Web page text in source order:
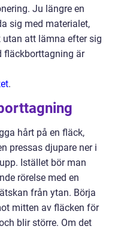
Ju längre en
sig med materialet,
att lämna efter sig
fläckborttagning är
.
hårt på en fläck,
pressas djupare ner i
Istället bör man
rörelse med en
från ytan. Börja
mitten av fläcken för
blir större. Om det